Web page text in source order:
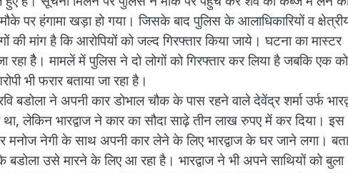
पर हंगामा खड़ा हो गया। जिसके बाद पुलिस के आलाधिकारियों व
मांग है कि आरोपियों को जल्द गिरफ्तार किया जाये। घटना का मास्टर
रहा हैै। मामलें में पुलिस ने दो लोगों को गिरफ्तार कर लिया है जबकि एक को
भी फरार बताया जा रहा है।
बडोला ने अपनी कार डोभाल चौक के पास रहने वाले देवेंद्र शर्मा उर्फ
लेकिन भारद्वाज ने कार का सौदा साढ़े तीन लाख रुपए में कर दिया। इस
मनोज नेगी के साथ अपनी कार लेने के लिए भारद्वाज के घर जाने लगा।
बडोला उसे मारने के लिए आ रहा है। भारद्वाज ने भी अपने साथियों को बुला